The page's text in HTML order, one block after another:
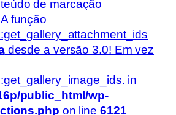
função
desde a versão 3.0! Em vez
in
public_html/wp-
on line 6121